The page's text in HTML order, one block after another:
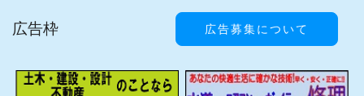
広告枠 広告募集について